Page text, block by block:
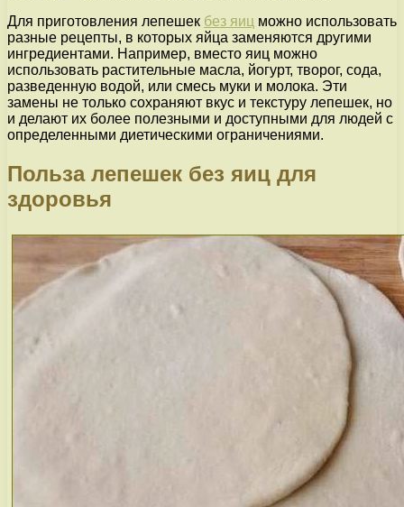
Для приготовления лепешек без яиц можно использовать
разные рецепты, в которых яйца заменяются другими
ингредиентами. Например, вместо яиц можно
использовать растительные масла, йогурт, творог, сода,
разведенную водой, или смесь муки и молока. Эти
замены не только сохраняют вкус и текстуру лепешек, но
и делают их более полезными и доступными для людей с
определенными диетическими ограничениями.
Польза лепешек без яиц для
здоровья